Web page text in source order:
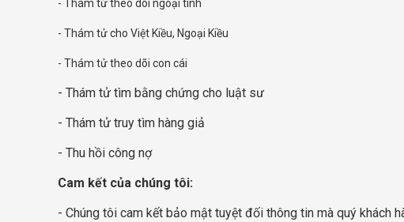
- Thám tử theo dõi ngoại tình
- Thám tử cho Việt Kiều, Ngoại Kiều
- Thám tử theo dõi con cái
- Thám tử tìm bằng chứng cho luật sư
- Thám tử truy tìm hàng giả
- Thu hồi công nợ
Cam kết của chúng tôi:
- Chúng tôi cam kết bảo mật tuyệt đối thông tin mà quý khách